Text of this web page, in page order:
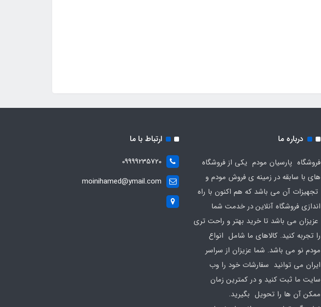
درباره ما
فروشگاه پارسیان مودم یکی از فروشگاه
های با سابقه در زمینه ی فروش مودم و
تجهیزات آن می باشد که هم اکنون با راه
اندازی فروشگاه آنلاین در خدمت شما
عزیزان می باشد تا خرید بهتر و راحت تری
را تجربه کنید. کالاهای ما شامل انواع
مودم نو می باشد. شما عزیزان از سراسر
ایران می توانید سفارشات خود را وب
سایت ما ثبت کنید و در کمترین زمان
ممکن آن ها را تحویل بگیرید.
ارتباط با ما
09999235720
moinihamed@ymail.com